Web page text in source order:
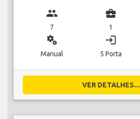
group
7
business_center
1
miscellaneous_services
Manual
login
5 Porta
VER DETALHES...